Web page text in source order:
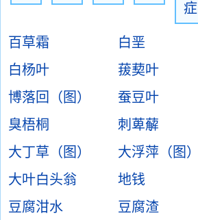
症
百草霜
白垩
白杨叶
菝葜叶
博落回（图）
蚕豆叶
臭梧桐
刺萆薢
大丁草（图）
大浮萍（图）
大叶白头翁
地钱
豆腐泔水
豆腐渣